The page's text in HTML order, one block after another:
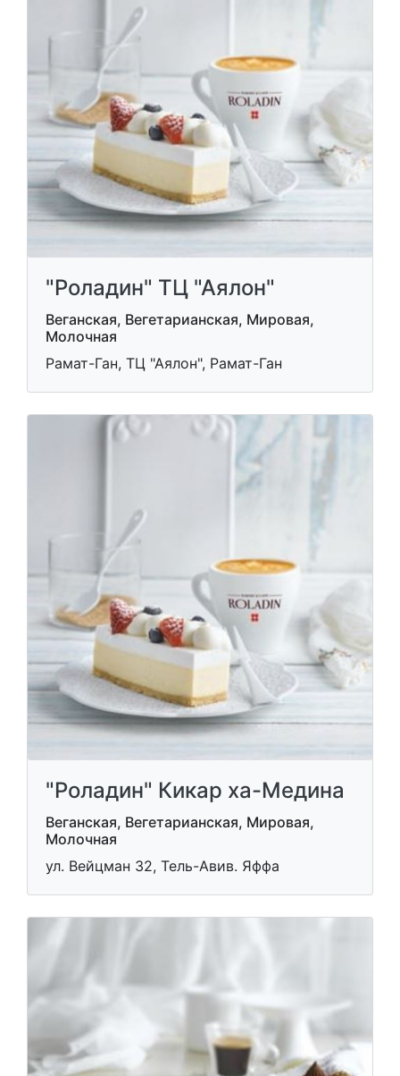
"Роладин" ТЦ "Аялон"
Веганская, Вегетарианская, Мировая,
Молочная
Рамат-Ган, ТЦ "Аялон", Рамат-Ган
"Роладин" Кикар ха-Медина
Веганская, Вегетарианская, Мировая,
Молочная
ул. Вейцман 32, Тель-Авив. Яффа